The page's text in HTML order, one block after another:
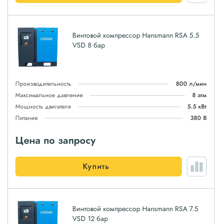
Винтовой компрессор Hansmann RSA 5.5
VSD 8 бар
Производительность
800 л/мин
Максимальное давление
8 атм
Мощность двигателя
5.5 кВт
Питание
380 В
Цена по запросу
Купить
Винтовой компрессор Hansmann RSA 7.5
VSD 12 бар